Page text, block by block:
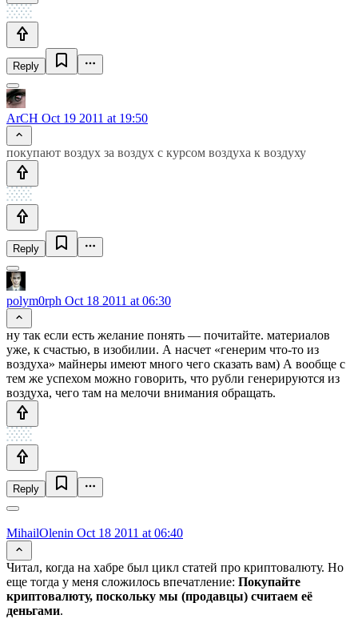
Reply
ArCH Oct 19 2011 at 19:50
покупают воздух за воздух с курсом воздуха к воздуху
Reply
polym0rph Oct 18 2011 at 06:30
ну так если есть желание понять — почитайте. материалов
уже, к счастью, в изобилии. А насчет «генерим что-то из
воздуха» майнеры имеют много чего сказать вам) А вообще с
тем же успехом можно говорить, что рубли генерируются из
воздуха, чего там на мелочи внимания обращать.
Reply
MihailOlenin Oct 18 2011 at 06:40
Читал, когда на хабре был цикл статей про криптовалюту. Но
еще тогда у меня сложилось впечатление: Покупайте
криптовалюту, поскольку мы (продавцы) считаем её
деньгами.